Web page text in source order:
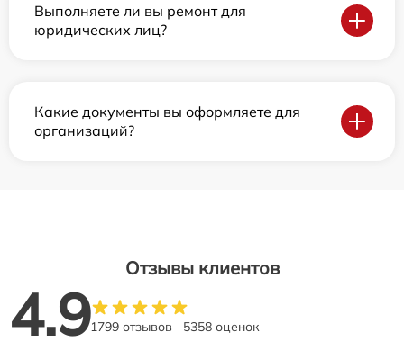
Выполняете ли вы ремонт для
юридических лиц?
Какие документы вы оформляете для
организаций?
Отзывы клиентов
4.91799 отзывов 5358 оценок